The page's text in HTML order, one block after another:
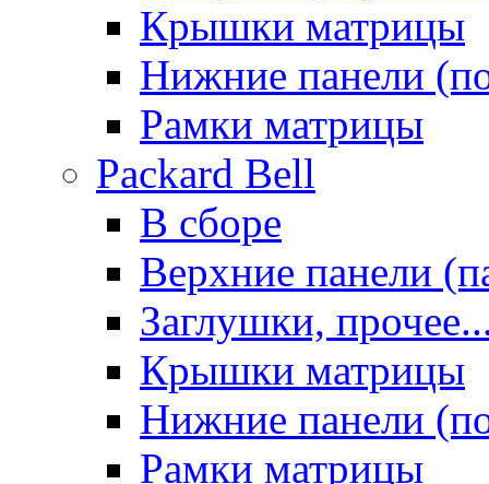
Крышки матрицы
Нижние панели
Рамки матрицы
Packard Bell
В сборе
Верхние панели
Заглушки,
Крышки матрицы
Нижние панели
Рамки матрицы